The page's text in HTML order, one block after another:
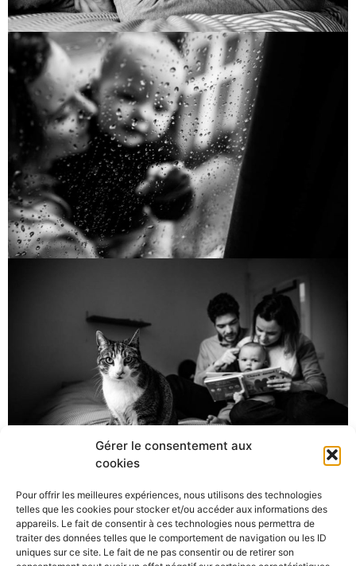
Gérer le consentement aux
cookies
Pour offrir les meilleures expériences, nous utilisons des technologies
telles que les cookies pour stocker et/ou accéder aux informations des
appareils. Le fait de consentir à ces technologies nous permettra de
traiter des données telles que le comportement de navigation ou les ID
uniques sur ce site. Le fait de ne pas consentir ou de retirer son